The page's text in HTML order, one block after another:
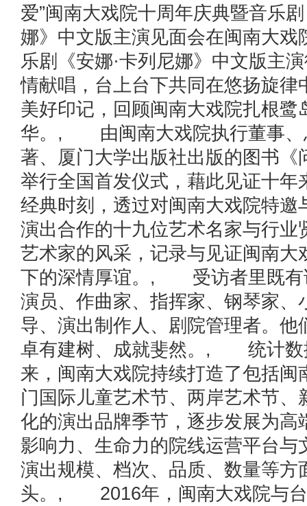
爱”闽南大戏院十周年庆典暨音乐
娜》中文版主演见面会在闽南大戏
乐剧《安娜·卡列尼娜》中文版主
情献唱，台上台下共同在悠扬旋律
美好印记，回顾闽南大戏院扎根鹭
华。, 由闽南大戏院执行董事、
著、厦门大学出版社出版的图书《
举行全国首发仪式，藉此见证十年
经典时刻，透过对闽南大戏院特邀
演出合作的十九位艺术名家与行业
艺术家的风采，记录与见证闽南大
下的深情厚谊。, 受访者里既有
演员、作曲家、指挥家、钢琴家、
导、演出制作人、剧院管理者。他
卓有建树、成就斐然。, 统计数
来，闽南大戏院持续打造了包括闽
门国际儿童艺术节、两岸艺术节、
化的演出品牌季节，逐步发展为高
影响力、生命力的院线运营平台与
演出规模、档次、品质、数量等方
头。, 2016年，闽南大戏院与台